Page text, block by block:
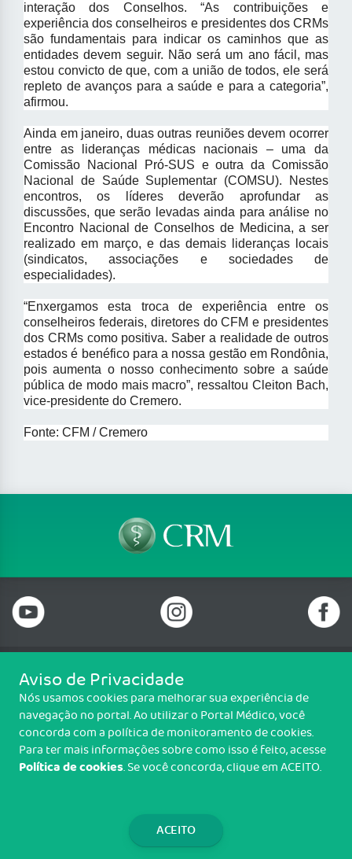
interação dos Conselhos. “As contribuições e
experiência dos conselheiros e presidentes dos CRMs
são fundamentais para indicar os caminhos que as
entidades devem seguir. Não será um ano fácil, mas
estou convicto de que, com a união de todos, ele será
repleto de avanços para a saúde e para a categoria”,
afirmou.
Ainda em janeiro, duas outras reuniões devem ocorrer
entre as lideranças médicas nacionais – uma da
Comissão Nacional Pró-SUS e outra da Comissão
Nacional de Saúde Suplementar (COMSU). Nestes
encontros, os líderes deverão aprofundar as
discussões, que serão levadas ainda para análise no
Encontro Nacional de Conselhos de Medicina, a ser
realizado em março, e das demais lideranças locais
(sindicatos, associações e sociedades de
especialidades).
“Enxergamos esta troca de experiência entre os
conselheiros federais, diretores do CFM e presidentes
dos CRMs como positiva. Saber a realidade de outros
estados é benéfico para a nossa gestão em Rondônia,
pois aumenta o nosso conhecimento sobre a saúde
pública de modo mais macro”, ressaltou Cleiton Bach,
vice-presidente do Cremero.
Fonte: CFM / Cremero
Telefone: 69 99912-5448
Email: protocolo@cremero.org.br
Avenida dos Imigrantes, 3414, Liberdade, Porto Velho/RO - CEP: 76803-
850
Copyright CREMERO. Todos os direitos reservados.
Aviso de Privacidade
Nós usamos cookies para melhorar sua experiência de
navegação no portal. Ao utilizar o Portal Médico, você
concorda com a política de monitoramento de cookies.
Para ter mais informações sobre como isso é feito, acesse
Política de cookies. Se você concorda, clique em ACEITO.
ACEITO